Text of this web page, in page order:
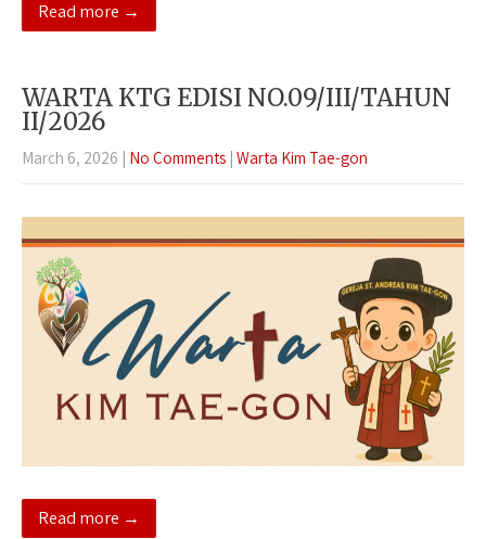
Read more →
WARTA KTG EDISI NO.09/III/TAHUN
II/2026
March 6, 2026 | No Comments | Warta Kim Tae-gon
Read more →